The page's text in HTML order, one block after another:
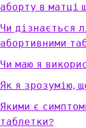
аборту в матці
Чи дізнається
абортивними
Чи маю я
Як я зрозумію,
Якими є
таблетки?